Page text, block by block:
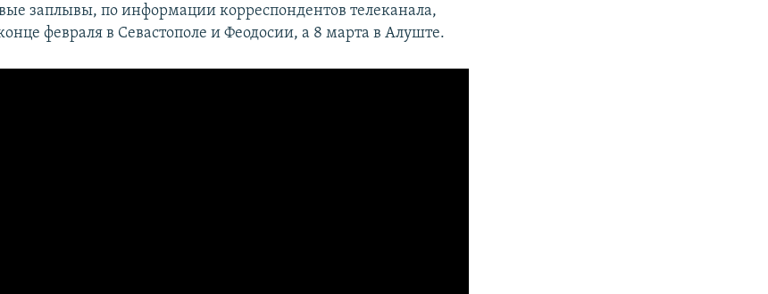
заплывы, по информации корреспондентов телеканала,
февраля в Севастополе и Феодосии, а 8 марта в Алуште.